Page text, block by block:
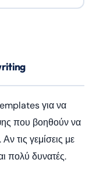
για να
που βοηθούν να
τις γεμίσεις με
πολύ δυνατές.